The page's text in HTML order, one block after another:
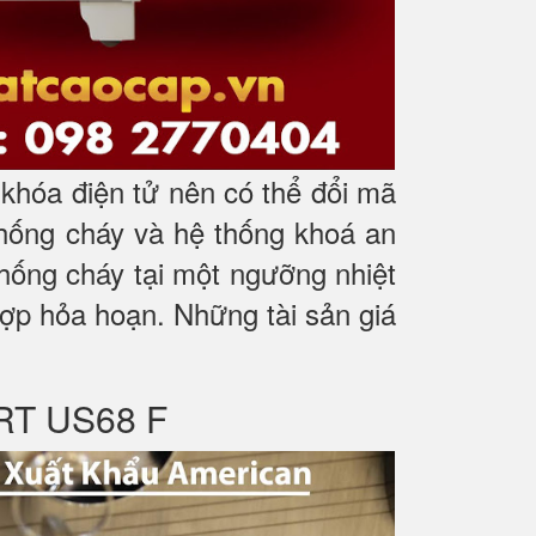
điện tử nên có thể đổi mã
cháy và hệ thống khoá an
cháy tại một ngưỡng nhiệt
hỏa hoạn. Những tài sản giá
US68 F